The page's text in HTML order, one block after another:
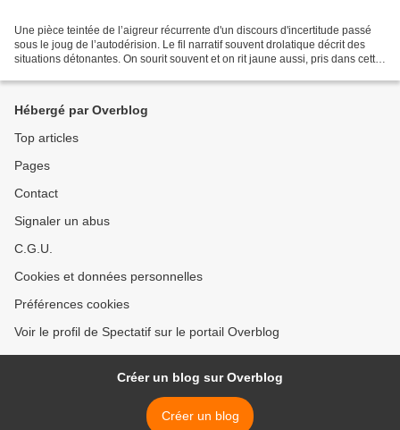
Une pièce teintée de l’aigreur récurrente d'un discours d'incertitude passé
sous le joug de l’autodérision. Le fil narratif souvent drolatique décrit des
situations détonantes. On sourit souvent et on rit jaune aussi, pris dans cette
Hébergé par Overblog
Top articles
Pages
Contact
Signaler un abus
C.G.U.
Cookies et données personnelles
Préférences cookies
Voir le profil de Spectatif sur le portail Overblog
Créer un blog sur Overblog
Créer un blog